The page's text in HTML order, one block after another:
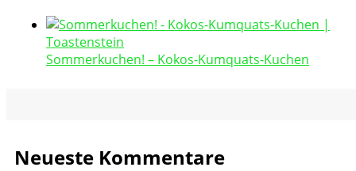
Sommerkuchen! – Kokos-Kumquats-Kuchen
Neueste Kommentare